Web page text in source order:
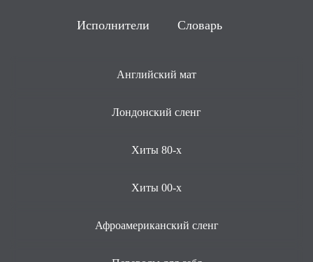
Исполнители Словарь
Английский мат
Лондонский сленг
Хиты 80-х
Хиты 00-х
Афроамериканский сленг